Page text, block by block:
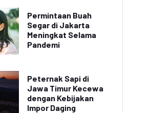
Permintaan Buah
Segar di Jakarta
Meningkat Selama
Pandemi
Peternak Sapi di
Jawa Timur Kecewa
dengan Kebijakan
Impor Daging